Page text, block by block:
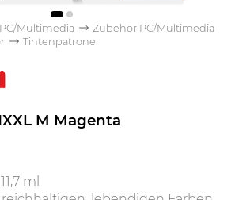
PC/Multimedia
Zubehör PC/Multimedia
Tintenpatrone
M Magenta
ml